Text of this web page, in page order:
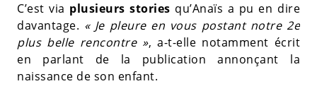
C’est via plusieurs stories qu’Anaïs a pu en dire
davantage. « Je pleure en vous postant notre 2e
plus belle rencontre », a-t-elle notamment écrit
en parlant de la publication annonçant la
naissance de son enfant.